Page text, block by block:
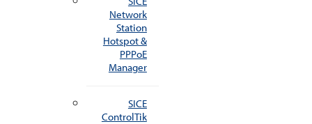
Network
Station
Hotspot &
PPPoE
Manager
SICE
ControlTik